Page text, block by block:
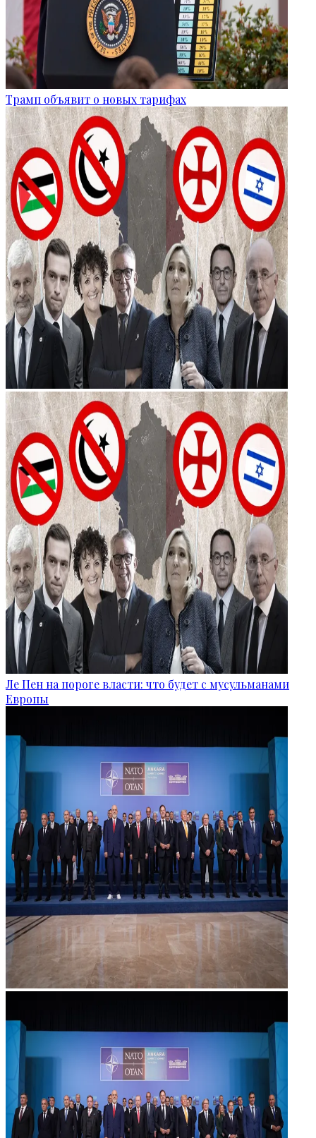
Трамп объявит о новых тарифах
Ле Пен на пороге власти: что будет с мусульманами
Европы